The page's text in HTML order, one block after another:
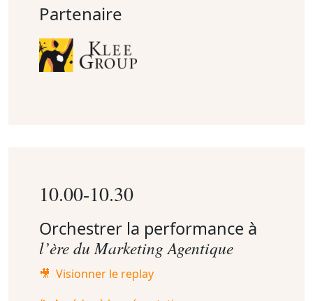
Partenaire
10.00-10.30
Orchestrer la performance à
l’ère du Marketing Agentique
🎥 Visionner le replay